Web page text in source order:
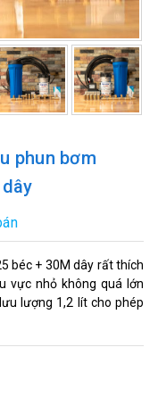
phun bơm
béc + 30M dây rất thích
vực nhỏ không quá lớn
lượng 1,2 lít cho phép